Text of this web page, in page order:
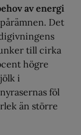
av energi
Det
till cirka
högre
i
föl
än större